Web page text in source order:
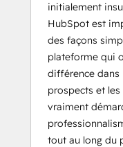
initialement
HubSpot est
des façons
plateforme qui
différence dans
prospects et les
vraiment
tout au long du